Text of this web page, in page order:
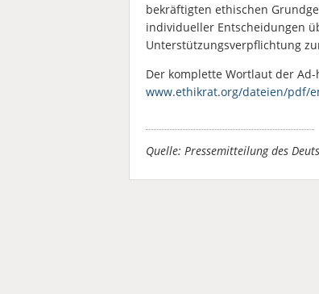
bekräftigten ethischen
individueller Entscheidungen
Unterstützungsverpflichtung
Der komplette Wortlaut der
www.ethikrat.org/dateien/pdf/
Quelle: Pressemitteilung des